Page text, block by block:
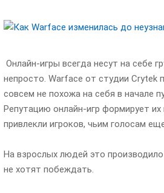
Онлайн-игры всегда несут на себе
непросто. Warface от студии Crytek
совсем не похожа на себя в начале
Репутацию онлайн-игр формирует
привлекли игроков, чьим голосам
На взрослых людей это
не хотят побеждать.